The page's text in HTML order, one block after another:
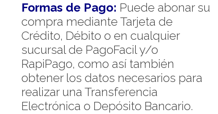
Formas de Pago: Puede abonar su
compra mediante Tarjeta de
Crédito, Débito o en cualquier
sucursal de PagoFacil y/o
RapiPago, como así también
obtener los datos necesarios para
realizar una Transferencia
Electrónica o Depósito Bancario.